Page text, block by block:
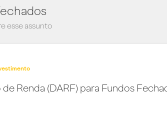
esse assunto
Renda (DARF) para Fundos